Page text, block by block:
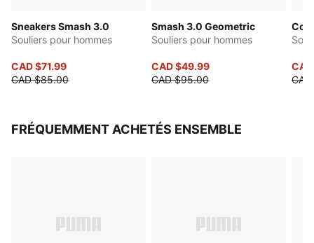
Sneakers Smash 3.0
Souliers pour hommes
CAD $71.99
CAD $85.00
Smash 3.0 Geometric
Souliers pour hommes
CAD $49.99
CAD $95.00
FRÉQUEMMENT ACHETÉS ENSEMBLE